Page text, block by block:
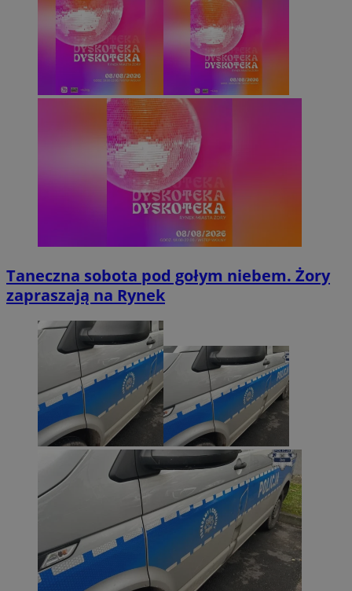
Taneczna sobota pod gołym niebem. Żory
zapraszają na Rynek